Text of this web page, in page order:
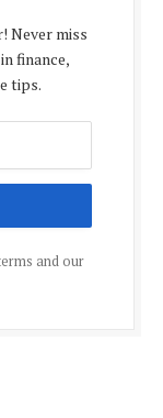
Never miss
finance,
tips.
and our